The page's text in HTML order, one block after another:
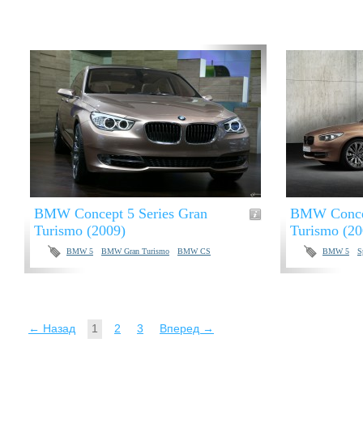
BMW Concept 5 Series Gran
Turismo (2009)
BMW 5 BMW Gran Turismo BMW CS
BMW
Turismo
BMW 5
← Назад 1 2 3 Вперед →